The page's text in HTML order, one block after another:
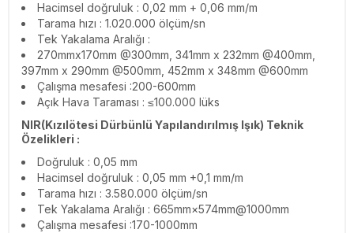
Hacimsel doğruluk : 0,02 mm + 0,06 mm/m
Tarama hızı : 1.020.000 ölçüm/sn
Tek Yakalama Aralığı :
270mmx170mm @300mm, 341mm x 232mm @400mm,
397mm x 290mm @500mm, 452mm x 348mm @600mm
Çalışma mesafesi :200-600mm
Açık Hava Taraması : ≤100.000 lüks
NIR(Kızılötesi Dürbünlü Yapılandırılmış Işık) Teknik
Özelikleri :
Doğruluk : 0,05 mm
Hacimsel doğruluk : 0,05 mm +0,1 mm/m
Tarama hızı : 3.580.000 ölçüm/sn
Tek Yakalama Aralığı : 665mm×574mm@1000mm
Çalışma mesafesi :170-1000mm